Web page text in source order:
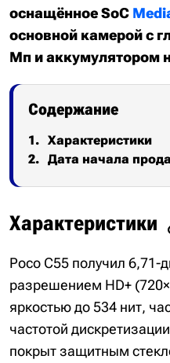
оснащённое SoC
основной камерой с
Мп и аккумулятором
Содержание
Характеристики
Дата начала
Характеристики
Poco C55 получил
разрешением HD+
яркостью до 534 нит,
частотой
покрыт защитным